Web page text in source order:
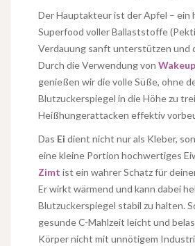
Der Hauptakteur ist der Apfel – ein
Superfood voller Ballaststoffe
Verdauung sanft unterstützen und
Durch die Verwendung von
genießen wir die volle Süße, ohne
Blutzuckerspiegel in die Höhe zu
Heißhungerattacken effektiv
Das Ei dient nicht nur als Kleber,
eine kleine Portion hochwertiges
Zimt ist ein wahrer Schatz für
Er wirkt wärmend und kann dabei
Blutzuckerspiegel stabil zu halten.
gesunde C-Mahlzeit leicht und
Körper nicht mit unnötigem